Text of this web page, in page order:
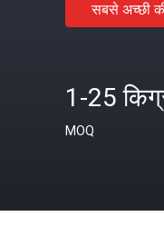
सबसे अच्छी
1-25
MOQ